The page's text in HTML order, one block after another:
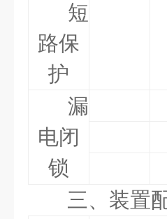
短
路保
护
漏
电闭
锁
三、装置